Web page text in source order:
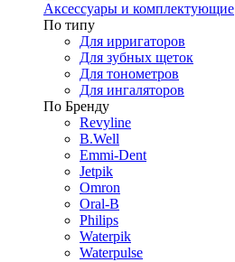
Аксессуары и комплектующие
По типу
Для ирригаторов
Для зубных щеток
Для тонометров
Для ингаляторов
По Бренду
Revyline
B.Well
Emmi-Dent
Jetpik
Omron
Oral-B
Philips
Waterpik
Waterpulse